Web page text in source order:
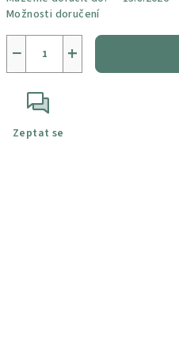
Možnosti doručení
+
−
Zeptat se